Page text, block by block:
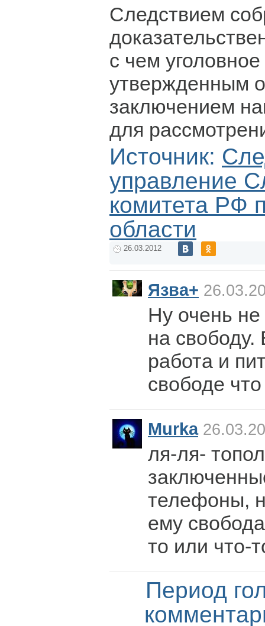
Следствием
с чем
утвержденным
заключением
для
Источник:
управление
комитета РФ
области
26.03.2012
Язва+
Ну очень
на свободу.
работа и
свободе
Murka
ля-ля-
телефоны,
ему
то или что-
Период